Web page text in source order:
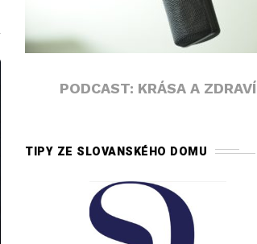
PODCAST: KRÁSA A ZDRAVÍ
TIPY ZE SLOVANSKÉHO DOMU